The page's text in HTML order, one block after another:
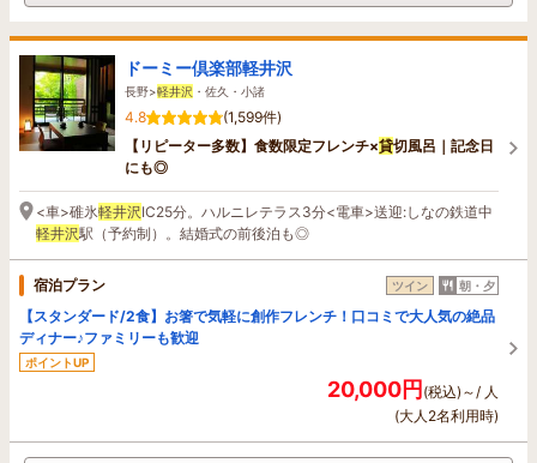
ドーミー倶楽部軽井沢
長野>軽井沢 ・佐久・小諸
4.8
(1,599件)
【リピーター多数】食数限定フレンチ×貸切風呂｜記念日
にも◎
<車>碓氷軽井沢IC25分。ハルニレテラス3分<電車>送迎:しなの鉄道中
軽井沢駅（予約制）。結婚式の前後泊も◎
宿泊プラン ツイン 朝・夕
【スタンダード/2食】お箸で気軽に創作フレンチ！口コミで大人気の絶品
ディナー♪ファミリーも歓迎
ポイントUP
20,000円(税込)～/ 人
(大人2名利用時)